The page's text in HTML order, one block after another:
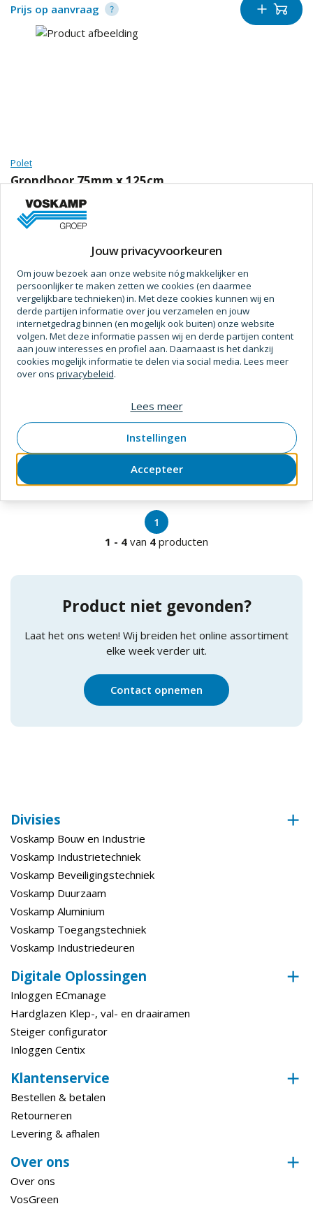
Prijs op aanvraag
Polet
Grondboor 75mm x 125cm
SKU1711109 Verpakt per
Prijs op aanvraag
Grondboor 100mm x 125cm
SKU Verpakt perstuk
Prijs op aanvraag
1
1 - 4 van 4 producten
Product niet gevonden?
Laat het ons weten! Wij breiden het online assortiment
elke week verder uit.
Contact opnemen
Divisies
Voskamp Bouw en Industrie
Voskamp Industrietechniek
Voskamp Beveiligingstechniek
Voskamp Duurzaam
Voskamp Aluminium
Voskamp Toegangstechniek
Voskamp Industriedeuren
Digitale Oplossingen
Inloggen ECmanage
Hardglazen Klep-, val- en draairamen
Steiger configurator
Inloggen Centix
Klantenservice
Bestellen & betalen
Retourneren
Levering & afhalen
Over ons
Over ons
VosGreen
Jouw privacyvoorkeuren
Om jouw bezoek aan onze website nóg makkelijker en
persoonlijker te maken zetten we cookies (en daarmee
vergelijkbare technieken) in. Met deze cookies kunnen wij en
derde partijen informatie over jou verzamelen en jouw
internetgedrag binnen (en mogelijk ook buiten) onze website
volgen. Met deze informatie passen wij en derde partijen content
aan jouw interesses en profiel aan. Daarnaast is het dankzij
cookies mogelijk informatie te delen via social media. Lees meer
over ons privacybeleid.
Accepteer
Instellingen
Lees meer